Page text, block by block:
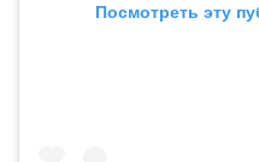
Посмотреть эту